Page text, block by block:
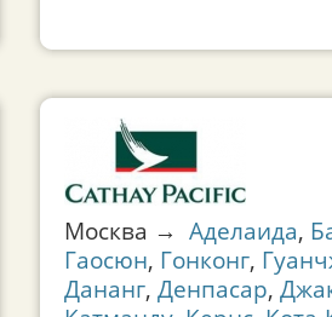
Москва → Аделаида,
Гаосюн, Гонконг,
Дананг, Денпасар,